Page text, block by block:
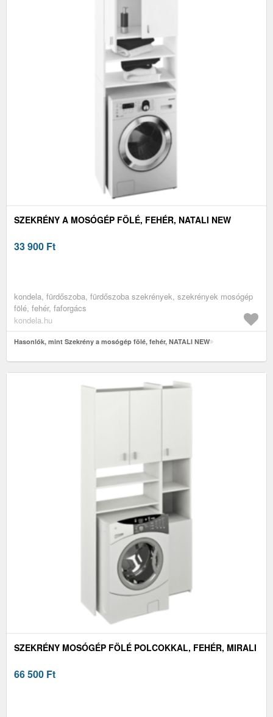
SZEKRÉNY A MOSÓGÉP FÖLÉ, FEHÉR, NATALI NEW
33 900 Ft
kondela, fürdőszoba, fürdőszoba szekrények, szekrények mosógép
fölé, fehér, faforgács
kondela.hu
Hasonlók, mint Szekrény a mosógép fölé, fehér, NATALI NEW
SZEKRÉNY MOSÓGÉP FÖLÉ POLCOKKAL, FEHÉR, MIRALI
66 500 Ft